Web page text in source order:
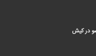
در کیش